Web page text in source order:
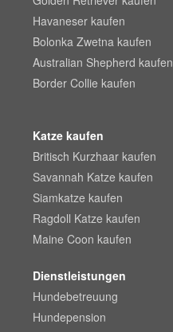
Havaneser kaufen
Bolonka Zwetna kaufen
Australian Shepherd kaufen
Border Collie kaufen
Katze kaufen
Britisch Kurzhaar kaufen
Savannah Katze kaufen
Siamkatze kaufen
Ragdoll Katze kaufen
Maine Coon kaufen
Dienstleistungen
Hundebetreuung
Hundepension